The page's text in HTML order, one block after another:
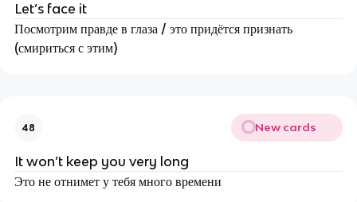
Let’s face it
Посмотрим правде в глаза / это придётся признать
(смириться с этим)
48 New cards
It won’t keep you very long
Это не отнимет у тебя много времени